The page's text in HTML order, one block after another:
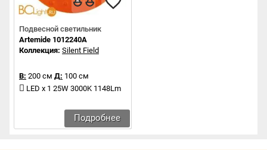
Подвесной светильник
Artemide 1012240A
Коллекция: Silent Field
В: 200 см Д: 100 см
LED x 1 25W 3000K 1148Lm
Подробнее